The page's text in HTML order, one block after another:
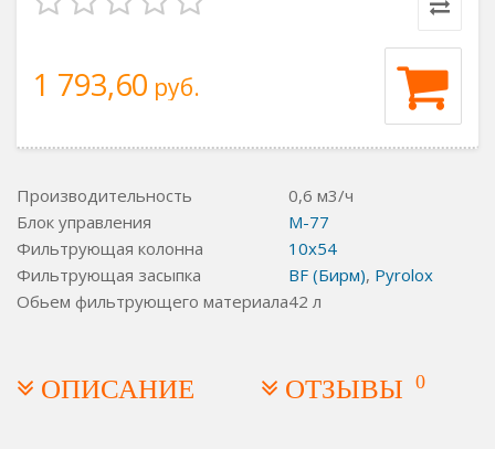
1 793,60 руб.
Производительность
0,6 м3/ч
Блок управления
M-77
Фильтрующая колонна
10x54
Фильтрующая засыпка
BF (Бирм), Pyrolox
Обьем фильтрующего материала42 л
ОПИСАНИЕ ОТЗЫВЫ 0